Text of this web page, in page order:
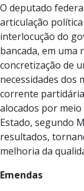
O deputado
articulação
interlocução do
bancada, em uma
concretização de
necessidades dos
corrente
alocados por
Estado, segundo
resultados,
melhoria da
Emendas